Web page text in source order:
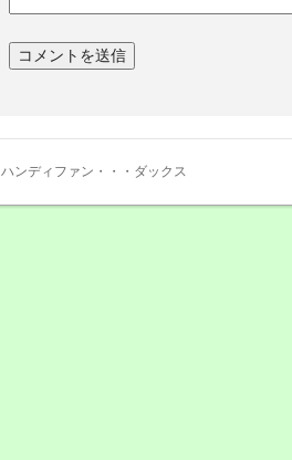
ハンディファン・・・ダックス